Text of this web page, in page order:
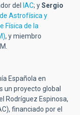
del IAC; ySergio
Astrofísica y
Física de la
, y miembro
Española en
un proyecto global
Rodríguez Espinosa,
financiado por el